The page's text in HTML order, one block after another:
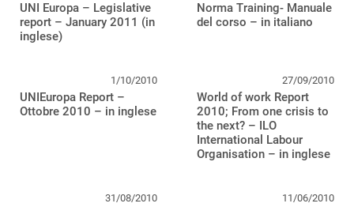
UNI Europa – Legislative
report – January 2011 (in
inglese)
Norma Training- Manuale
del corso – in italiano
1/10/2010
UNIEuropa Report –
Ottobre 2010 – in inglese
27/09/2010
World of work Report
2010; From one crisis to
the next? – ILO
International Labour
Organisation – in inglese
31/08/2010 11/06/2010